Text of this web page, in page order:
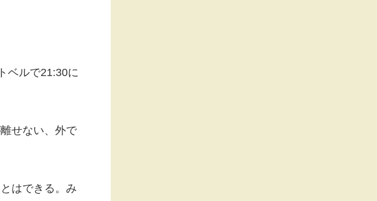
ベルで21:30に
せない、外で
はできる。み